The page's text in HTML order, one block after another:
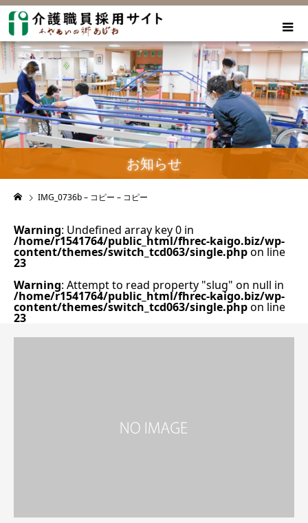
お知らせ
IMG_0736b – コピー – コピー
Warning: Undefined array key 0 in
/home/r1541764/public_html/fhrec-kaigo.biz/wp-
content/themes/switch_tcd063/single.phpon line
23
Warning: Attempt to read property "slug" on null in
/home/r1541764/public_html/fhrec-kaigo.biz/wp-
content/themes/switch_tcd063/single.phpon line
23